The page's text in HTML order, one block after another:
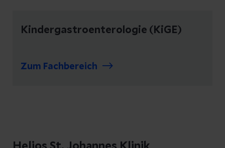
Kindergastroenterologie (KiGE)
Zum Fachbereich